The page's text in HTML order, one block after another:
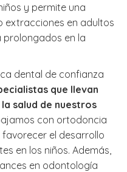
y permite una
extracciones en adultos
en la
dental de confianza
que llevan
salud de nuestros
con ortodoncia
el desarrollo
en los niños. Además,
en odontología